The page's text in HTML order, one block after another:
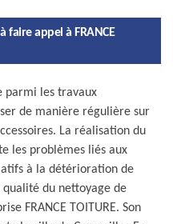
faire appel à FRANCE
parmi les travaux
de manière régulière sur
La réalisation du
les problèmes liés aux
à la détérioration de
du nettoyage de
FRANCE TOITURE. Son